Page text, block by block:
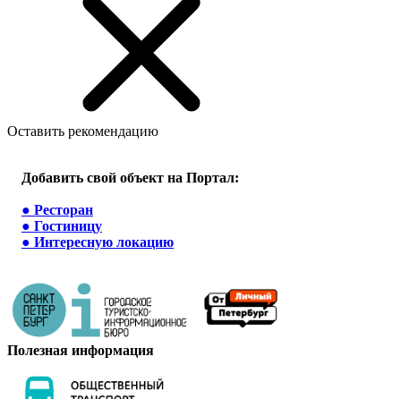
Оставить рекомендацию
Добавить свой объект на Портал:
● Ресторан
● Гостиницу
● Интересную локацию
Полезная информация